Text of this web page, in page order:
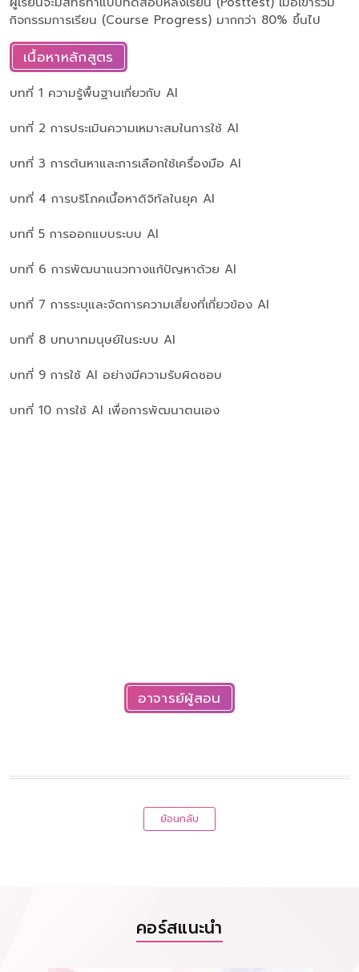
กิจกรรมการเรียน (Course Progress) มากกว่า 80% ขึ้นไป
เนื้อหาหลักสูตร
บทที่ 1 ความรู้พื้นฐานเกี่ยวกับ AI
บทที่ 2 การประเมินความเหมาะสมในการใช้ AI
บทที่ 3 การต้นหาและการเลือกใช้เครื่องมือ AI
บทที่ 4 การบริโภคเนื้อหาดิจิทัลในยุค AI
บทที่ 5 การออกแบบระบบ AI
บทที่ 6 การพัฒนาแนวทางแก้ปัญหาด้วย AI
บทที่ 7 การระบุและจัดการความเสี่ยงที่เกี่ยวข้อง AI
บทที่ 8 บทบาทมนุษย์ในระบบ AI
บทที่ 9 การใช้ AI อย่างมีความรับผิดชอบ
บทที่ 10 การใช้ AI เพื่อการพัฒนาตนเอง
อาจารย์ผู้สอน
ย้อนกลับ
คอร์สแนะนำ